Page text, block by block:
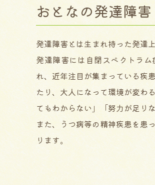
おとなの発達障害
発達障害とは生まれ持った発達
発達障害には自閉スペクトラ
れ、近年注目が集まっている疾
たり、大人になって環境が変わ
てもわからない」「努力が足り
また、うつ病等の精神疾患を患
ります。